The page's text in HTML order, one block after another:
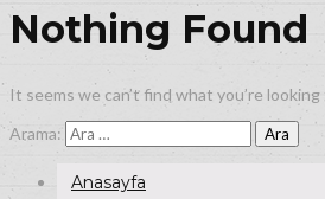
Nothing Found
It seems we can’t find what you’re
Arama:
Anasayfa